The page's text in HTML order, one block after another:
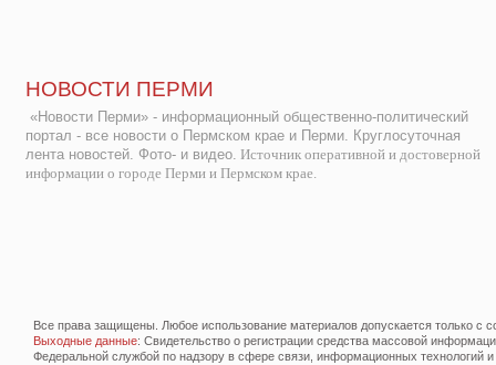
НОВОСТИ ПЕРМИ
«Новости Перми» - информационный общественно-политический
портал - все новости о Пермском крае и Перми. Круглосуточная
лента новостей. Фото- и видео. Источник оперативной и достоверной
информации о городе Перми и Пермском крае.
Все права защищены. Любое использование материалов допускается только с
Выходные данные: Свидетельство о регистрации средства массовой
Федеральной службой по надзору в сфере связи, информационных технологий